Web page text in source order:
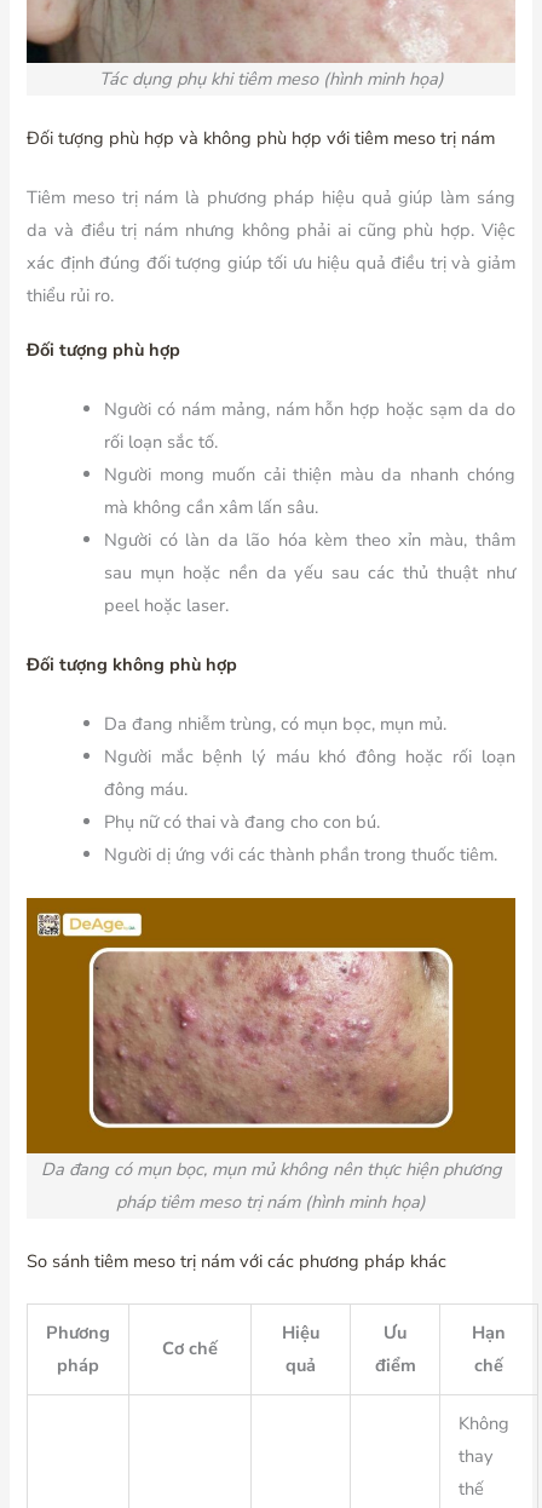
Tác dụng phụ khi tiêm meso (hình minh họa)
Đối tượng phù hợp và không phù hợp với tiêm meso trị nám
Tiêm meso trị nám là phương pháp hiệu quả giúp làm sáng
da và điều trị nám nhưng không phải ai cũng phù hợp. Việc
xác định đúng đối tượng giúp tối ưu hiệu quả điều trị và giảm
thiểu rủi ro.
Đối tượng phù hợp
Người có nám mảng, nám hỗn hợp hoặc sạm da do
rối loạn sắc tố.
Người mong muốn cải thiện màu da nhanh chóng
mà không cần xâm lấn sâu.
Người có làn da lão hóa kèm theo xỉn màu, thâm
sau mụn hoặc nền da yếu sau các thủ thuật như
peel hoặc laser.
Đối tượng không phù hợp
Da đang nhiễm trùng, có mụn bọc, mụn mủ.
Người mắc bệnh lý máu khó đông hoặc rối loạn
đông máu.
Phụ nữ có thai và đang cho con bú.
Người dị ứng với các thành phần trong thuốc tiêm.
Da đang có mụn bọc, mụn mủ không nên thực hiện phương
pháp tiêm meso trị nám (hình minh họa)
So sánh tiêm meso trị nám với các phương pháp khác
Phương
pháp
Cơ chế
Hiệu
quả
Ưu
điểm
Hạn
chế
Không
thay
thế